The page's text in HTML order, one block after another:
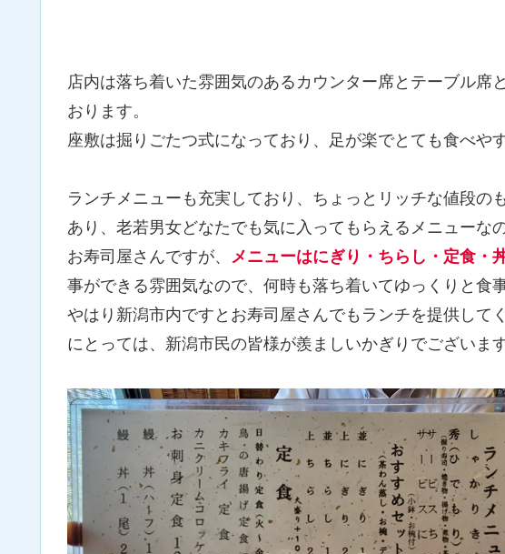
店内は落ち着いた雰囲気のあるカウンター席とテーブル席
おります。
座敷は掘りごたつ式になっており、足が楽でとても食べや
ランチメニューも充実しており、ちょっとリッチな値段の
あり、老若男女どなたでも気に入ってもらえるメニューな
お寿司屋さんですが、 メニューはにぎり・ちらし・定食・
事ができる雰囲気なので、何時も落ち着いてゆっくりと食
やはり新潟市内ですとお寿司屋さんでもランチを提供して
にとっては、新潟市民の皆様が羨ましいかぎりでございます